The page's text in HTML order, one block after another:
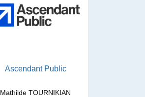
Ascendant Public
Mathilde TOURNIKIAN